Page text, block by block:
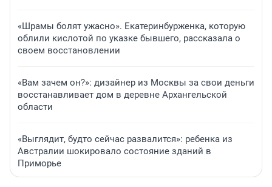
«Шрамы болят ужасно». Екатеринбурженка, которую
облили кислотой по указке бывшего, рассказала о
своем восстановлении
«Вам зачем он?»: дизайнер из Москвы за свои деньги
восстанавливает дом в деревне Архангельской
области
«Выглядит, будто сейчас развалится»: ребенка из
Австралии шокировало состояние зданий в
Приморье